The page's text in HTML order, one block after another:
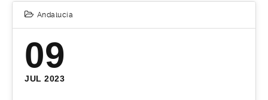
Andalucía
09
JUL 2023